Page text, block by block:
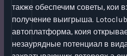
также обеспечим советы, кои
получение выигрыша.
автоплатформа, коия
незаурядные потенциал в